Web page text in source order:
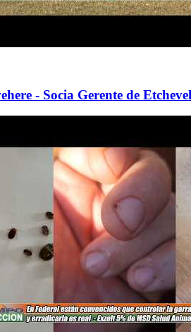
- Socia Gerente de